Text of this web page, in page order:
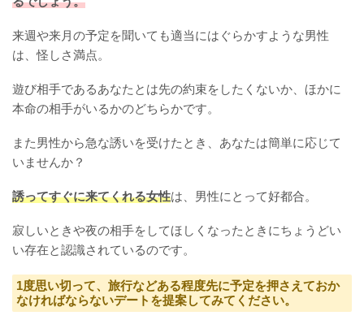
来週や来月の予定を聞いても適当にはぐらかすような男性
は、怪しさ満点。
遊び相手であるあなたとは先の約束をしたくないか、ほかに
本命の相手がいるかのどちらかです。
また男性から急な誘いを受けたとき、あなたは簡単に応じて
いませんか？
誘ってすぐに来てくれる女性は、男性にとって好都合。
寂しいときや夜の相手をしてほしくなったときにちょうどい
い存在と認識されているのです。
1度思い切って、旅行などある程度先に予定を押さえておか
なければならないデートを提案してみてください。